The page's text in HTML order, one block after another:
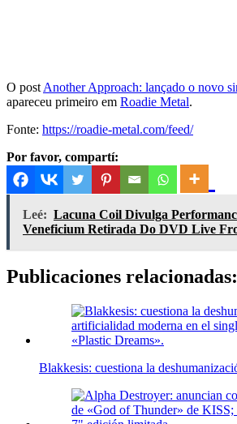
O post Another Approach: lançado o novo
apareceu primeiro em Roadie Metal.
Fonte: https://roadie-metal.com/feed/
Por favor, compartí:
Leé: Lacuna Coil Divulga
Veneficium Retirada Do DVD Live
Publicaciones relacionadas:
Blakkesis: cuestiona la